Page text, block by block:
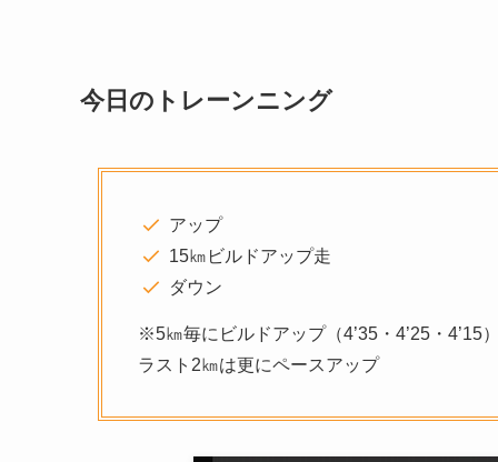
今日のトレーンニング
アップ
15㎞ビルドアップ走
ダウン
※5㎞毎にビルドアップ（4’35・4’25・4’15
ラスト2㎞は更にペースアップ